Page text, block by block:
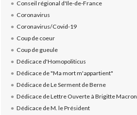
Conseil régional d'Ile-de-France
Coronavirus
Coronavirus/Covid-19
Coup de coeur
Coup de gueule
Dédicace d'Homopoliticus
Dédicace de "Ma mort m'appartient"
Dédicace de Le Serment de Berne
Dédicace de Lettre Ouverte à Brigitte Macron
Dédicace de M. le Président